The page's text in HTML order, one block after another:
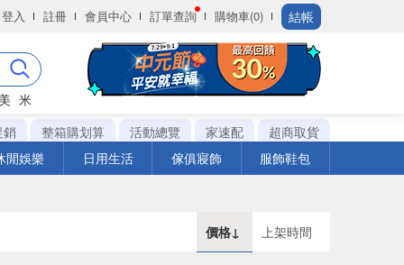
登入 註冊 會員中心 訂單查詢 購物車(0) 結帳
米
銷
整箱購划算 活動總覽 家速配
超商取貨
閒娛樂
日用生活 傢俱寢飾 服飾鞋包
價格↓ 上架時間